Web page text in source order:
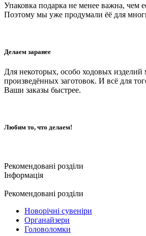
Упаковка подарка не менее важна, чем
Поэтому мы уже продумали ёё для
Делаем заранее
Для некоторых, особо ходовых
произведённых заготовок. И всё для
Ваши заказы быстрее.
Любим то, что делаем!
Рекомендовані розділи
Інформація
Рекомендовані розділи
Новорічні сувеніри
Органайзери
Головоломки